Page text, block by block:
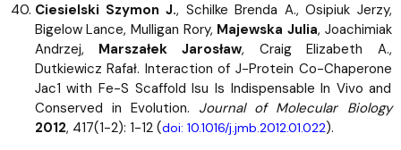
Ciesielski Szymon J., Schilke Brenda A., Osipiuk Jerzy,
Bigelow Lance, Mulligan Rory, Majewska Julia, Joachimiak
Andrzej, Marszałek Jarosław, Craig Elizabeth A.,
Dutkiewicz Rafał. Interaction of J-Protein Co-Chaperone
Jac1 with Fe-S Scaffold Isu Is Indispensable In Vivo and
Conserved in Evolution. Journal of Molecular Biology
2012, 417(1-2): 1-12 (doi: 10.1016/j.jmb.2012.01.022).